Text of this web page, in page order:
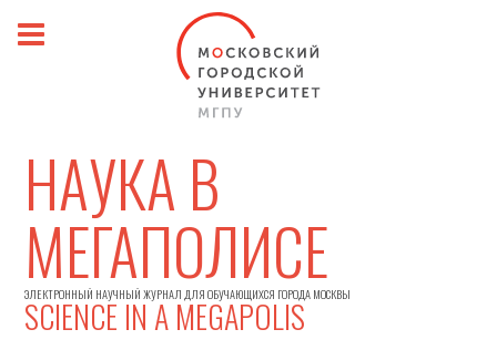
НАУКА В
МЕГАПОЛИСЕ
ЭЛЕКТРОННЫЙ НАУЧНЫЙ ЖУРНАЛ ДЛЯ ОБУЧАЮЩИХСЯ ГОРОДА МОСКВЫ
SCIENCE IN A MEGAPOLIS